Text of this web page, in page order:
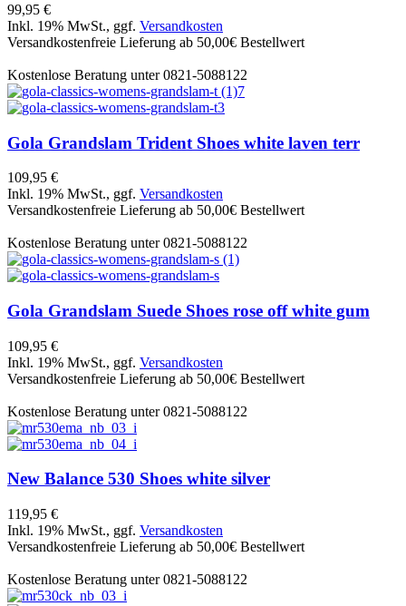
99,95 €
Inkl. 19% MwSt., ggf. Versandkosten
Versandkostenfreie Lieferung ab 50,00€ Bestellwert
Kostenlose Beratung unter 0821-5088122
Gola Grandslam Trident Shoes white laven terr
109,95 €
Inkl. 19% MwSt., ggf. Versandkosten
Versandkostenfreie Lieferung ab 50,00€ Bestellwert
Kostenlose Beratung unter 0821-5088122
Gola Grandslam Suede Shoes rose off white gum
109,95 €
Inkl. 19% MwSt., ggf. Versandkosten
Versandkostenfreie Lieferung ab 50,00€ Bestellwert
Kostenlose Beratung unter 0821-5088122
New Balance 530 Shoes white silver
119,95 €
Inkl. 19% MwSt., ggf. Versandkosten
Versandkostenfreie Lieferung ab 50,00€ Bestellwert
Kostenlose Beratung unter 0821-5088122